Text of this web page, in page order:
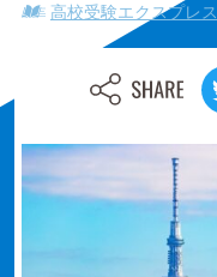
高校受験エクスプレス